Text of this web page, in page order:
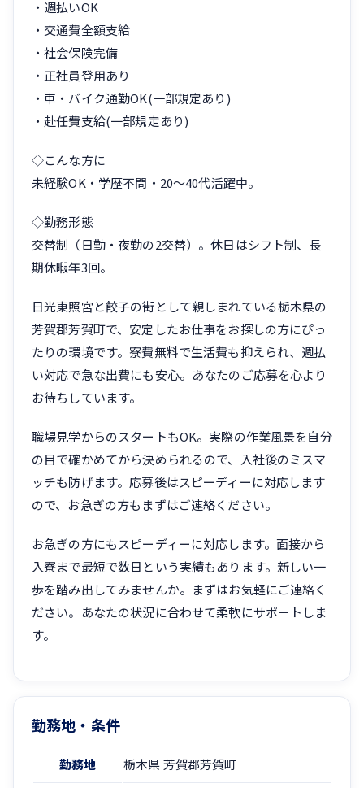
・週払いOK
・交通費全額支給
・社会保険完備
・正社員登用あり
・車・バイク通勤OK(一部規定あり)
・赴任費支給(一部規定あり)
◇こんな方に
未経験OK・学歴不問・20〜40代活躍中。
◇勤務形態
交替制（日勤・夜勤の2交替）。休日はシフト制、長
期休暇年3回。
日光東照宮と餃子の街として親しまれている栃木県の
芳賀郡芳賀町で、安定したお仕事をお探しの方にぴっ
たりの環境です。寮費無料で生活費も抑えられ、週払
い対応で急な出費にも安心。あなたのご応募を心より
お待ちしています。
職場見学からのスタートもOK。実際の作業風景を自分
の目で確かめてから決められるので、入社後のミスマ
ッチも防げます。応募後はスピーディーに対応します
ので、お急ぎの方もまずはご連絡ください。
お急ぎの方にもスピーディーに対応します。面接から
入寮まで最短で数日という実績もあります。新しい一
歩を踏み出してみませんか。まずはお気軽にご連絡く
ださい。あなたの状況に合わせて柔軟にサポートしま
す。
勤務地・条件
勤務地 栃木県 芳賀郡芳賀町